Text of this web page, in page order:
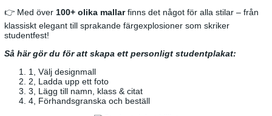
👉 Med över 100+ olika mallarfinns det något för alla stilar – från
klassiskt elegant till sprakande färgexplosioner som skriker
studentfest!
Så här gör du för att skapa ett personligt studentplakat:
1, Välj designmall
2, Ladda upp ett foto
3, Lägg till namn, klass & citat
4, Förhandsgranska och beställ